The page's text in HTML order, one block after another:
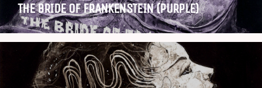
THE BRIDE OF FRANKENSTEIN (PURPLE)